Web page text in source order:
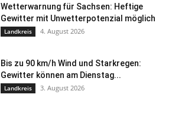
Wetterwarnung für Sachsen: Heftige
Gewitter mit Unwetterpotenzial möglich
Landkreis 4. August 2026
Bis zu 90 km/h Wind und Starkregen:
Gewitter können am Dienstag...
Landkreis 3. August 2026